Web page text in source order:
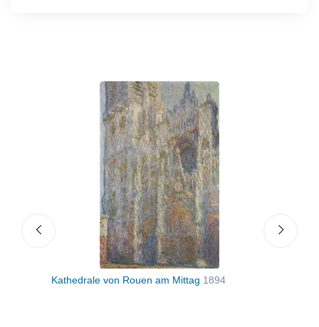
Kathedrale von Rouen am Mittag 1894